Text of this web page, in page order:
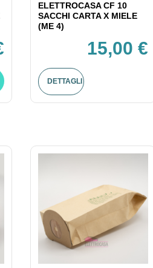
ELETTROCASA CF 10
SACCHI CARTA X MIELE
(ME 4)
15,00 €
DETTAGLI